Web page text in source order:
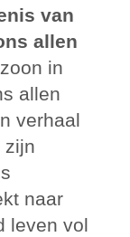
van
allen
in
allen
verhaal
zijn
naar
leven vol